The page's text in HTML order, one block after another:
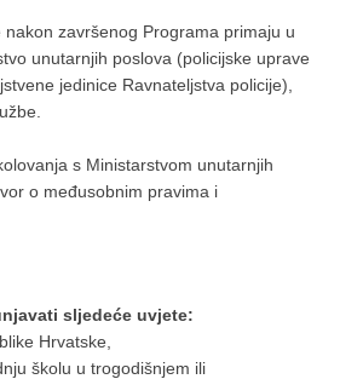
nakon završenog Programa primaju u
unutarnjih poslova (policijske uprave
jedinice Ravnateljstva policije),
s Ministarstvom unutarnjih
o međusobnim pravima i
sljedeće uvjete:
Hrvatske,
školu u trogodišnjem ili